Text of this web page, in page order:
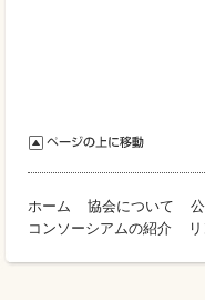
ホーム 協会について
コンソーシアムの紹介